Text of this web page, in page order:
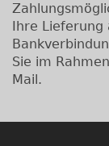
Ihre Lieferung
Sie im
Mail.